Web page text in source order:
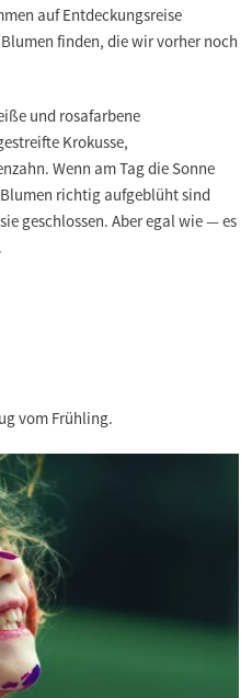
auf Entdeckungsreise
finden, die wir vorher noch
und rosafarbene
Krokusse,
Wenn am Tag die Sonne
richtig aufgeblüht sind
geschlossen. Aber egal wie — es
vom Frühling.